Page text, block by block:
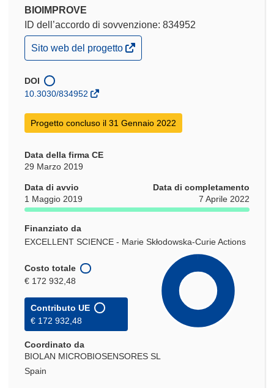
BIOIMPROVE
ID dell’accordo di sovvenzione: 834952
(si
apre
una
nuova
Sito web del progetto
DOI
10.3030/834952
Progetto concluso il 31 Gennaio 2022
Data della firma CE
29 Marzo 2019
Data di avvio
1 Maggio 2019
Data di completamento
7 Aprile 2022
Finanziato da
EXCELLENT SCIENCE - Marie Skłodowska-Curie Actions
Costo totale
€ 172 932,48
Contributo UE
€ 172 932,48
Coordinato da
BIOLAN MICROBIOSENSORES SL
Spain